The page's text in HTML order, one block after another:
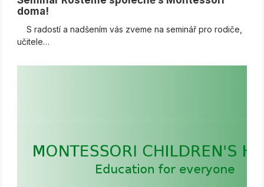
doma!
S radostí a nadšením vás zveme na seminář pro rodiče,
učitele…